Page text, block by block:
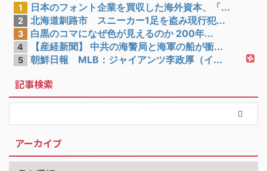
1 日本のフォント企業を買収した海外資本、「...
2 北海道釧路市 スニーカー1足を盗み現行犯...
3 白黒のコマになぜ色が見えるのか 200年...
4 【産経新聞】 中共の海警局と海軍の船が衝...
5 朝鮮日報 MLB：ジャイアンツ李政厚（イ...
記事検索
アーカイブ